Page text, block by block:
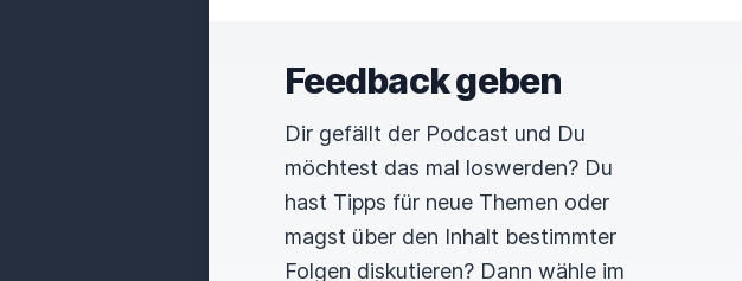
Feedback geben
Dir gefällt der Podcast und Du
möchtest das mal loswerden? Du
hast Tipps für neue Themen oder
magst über den Inhalt bestimmter
Folgen diskutieren? Dann wähle im